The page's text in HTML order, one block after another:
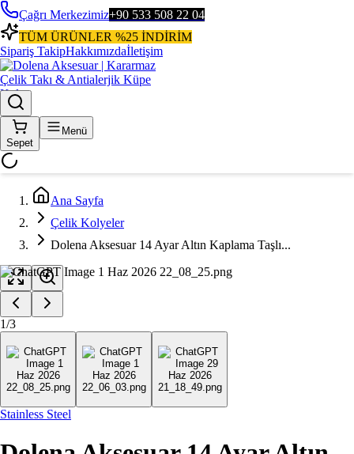
Çağrı Merkezimiz+90 533 508 22 04
TÜM ÜRÜNLER %25 İNDİRİM
Sipariş TakipHakkımızdaİletişim
Sepet
Menü
Ana Sayfa
Çelik Kolyeler
Dolena Aksesuar 14 Ayar Altın Kaplama Taşlı...
1/3
Stainless Steel